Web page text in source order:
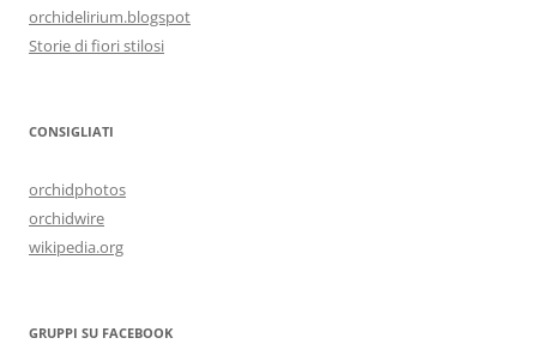
orchidelirium.blogspot
Storie di fiori stilosi
CONSIGLIATI
orchidphotos
orchidwire
wikipedia.org
GRUPPI SU FACEBOOK